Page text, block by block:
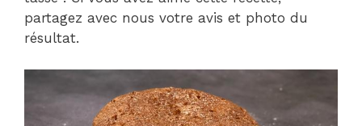
partagez avec nous votre avis et photo du
résultat.